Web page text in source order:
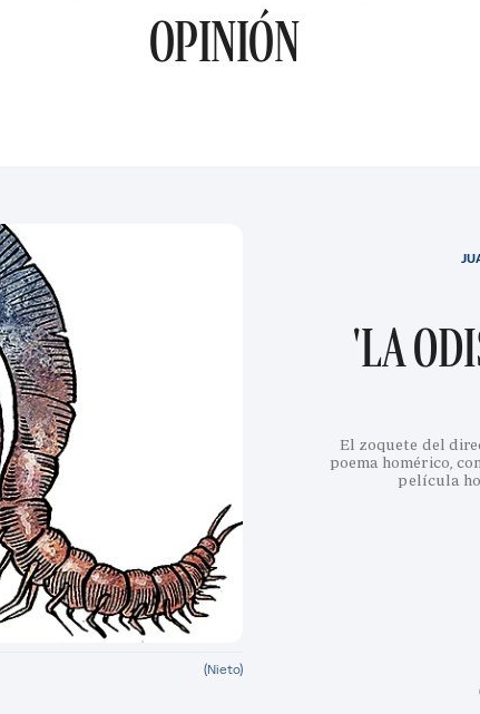
OPINIÓN
(Nieto)
'LA
El zoquete del
poema homérico,
película